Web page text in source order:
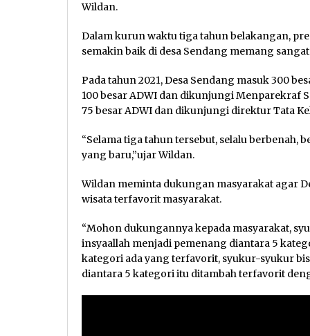
Wildan.
Dalam kurun waktu tiga tahun belakangan,
semakin baik di desa Sendang memang
Pada tahun 2021, Desa Sendang masuk 300
100 besar ADWI dan dikunjungi Menparekraf
75 besar ADWI dan dikunjungi direktur Tata
“Selama tiga tahun tersebut, selalu berbenah,
yang baru,”ujar Wildan.
Wildan meminta dukungan masyarakat agar
wisata terfavorit masyarakat.
“Mohon dukungannya kepada masyarakat,
insyaallah menjadi pemenang diantara 5
kategori ada yang terfavorit, syukur-syukur
diantara 5 kategori itu ditambah terfavorit